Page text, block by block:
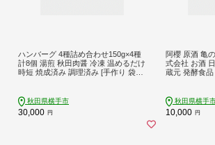
ハンバーグ 4種詰め合わせ150g×4種
計8個 湯煎 秋田肉醤 冷凍 温めるだけ
時短 焼成済み 調理済み [手作り 袋の
秋田県横手市
30,000 円
阿櫻 原酒 亀
式会社 お酒
蔵元 発酵食品
秋田県横手
10,000 円